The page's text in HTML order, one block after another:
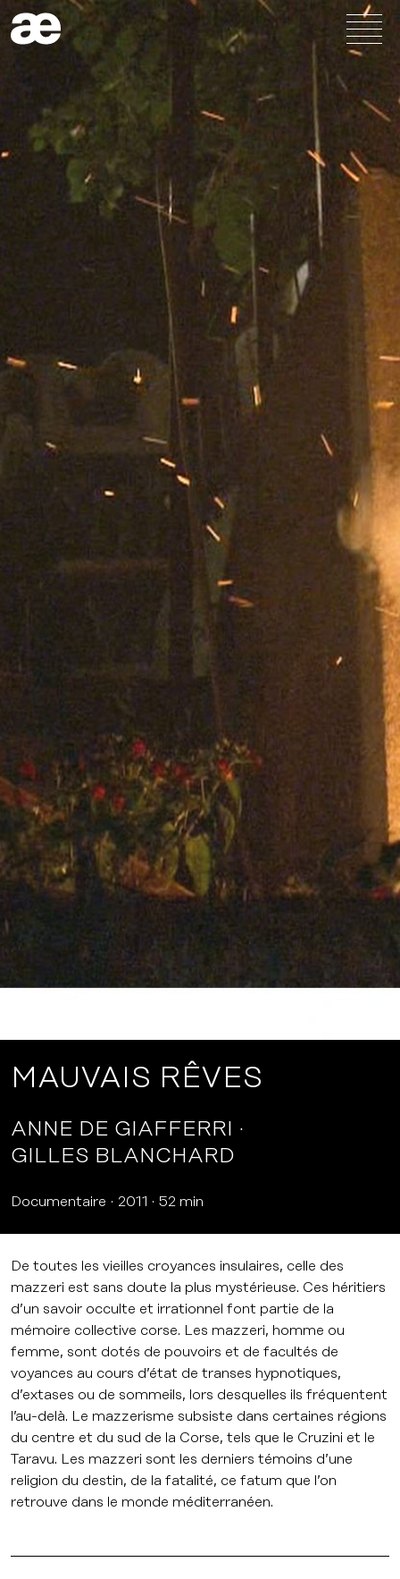
MAUVAIS RÊVES
ANNE DE GIAFFERRI
GILLES BLANCHARD
Documentaire 2011 52 min
De toutes les vieilles croyances insulaires, celle des
mazzeri est sans doute la plus mystérieuse. Ces héritiers
d’un savoir occulte et irrationnel font partie de la
mémoire collective corse. Les mazzeri, homme ou
femme, sont dotés de pouvoirs et de facultés de
voyances au cours d’état de transes hypnotiques,
d’extases ou de sommeils, lors desquelles ils fréquentent
l’au-delà. Le mazzerisme subsiste dans certaines régions
du centre et du sud de la Corse, tels que le Cruzini et le
Taravu. Les mazzeri sont les derniers témoins d’une
religion du destin, de la fatalité, ce fatum que l’on
retrouve dans le monde méditerranéen.